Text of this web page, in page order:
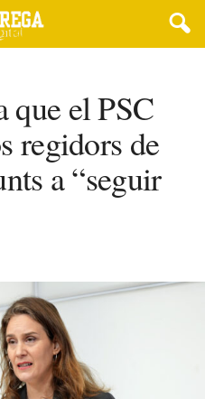
que el PSC
regidors de
a “seguir